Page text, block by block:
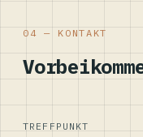
04 — KONTAKT
TREFFPUNKT